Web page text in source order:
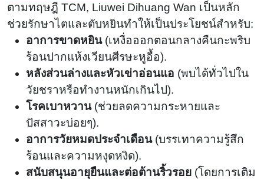
ตามทฤษฎี TCM, Liuwei Dihuang Wan เป็นหลัก
ช่วยรักษาไตและตับหยินทำให้เป็นประโยชน์สำหรับ:
อาการขาดหยิน(เหงื่อออกตอนกลางคืนกะพริบ
ร้อนปากแห้งเวียนศีรษะหูอื้อ).
หลังส่วนล่างและหัวเข่าอ่อนแอ (พบได้ทั่วไปใน
วัยชราหรือทำงานหนักเกินไป).
โรคเบาหวาน(ช่วยลดความกระหายและ
ปัสสาวะบ่อยๆ).
อาการวัยหมดประจำเดือน(บรรเทาความรู้สึก
ร้อนและความหงุดหงิด).
สนับสนุนอายุยืนและต่อต้านริ้วรอย (โดยการเติม